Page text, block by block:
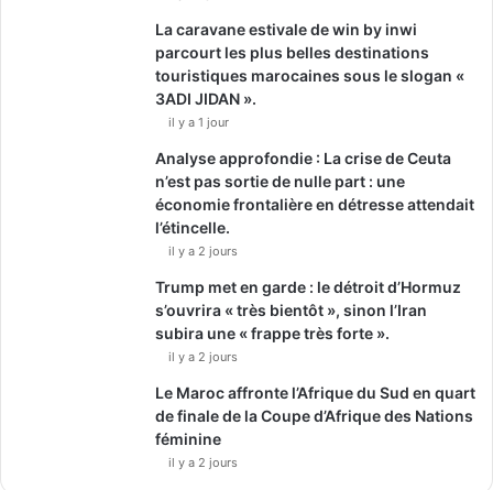
La caravane estivale de win by inwi
parcourt les plus belles destinations
touristiques marocaines sous le slogan «
3ADI JIDAN ».
il y a 1 jour
Analyse approfondie : La crise de Ceuta
n’est pas sortie de nulle part : une
économie frontalière en détresse attendait
l’étincelle.
il y a 2 jours
Trump met en garde : le détroit d’Hormuz
s’ouvrira « très bientôt », sinon l’Iran
subira une « frappe très forte ».
il y a 2 jours
Le Maroc affronte l’Afrique du Sud en quart
de finale de la Coupe d’Afrique des Nations
féminine
il y a 2 jours